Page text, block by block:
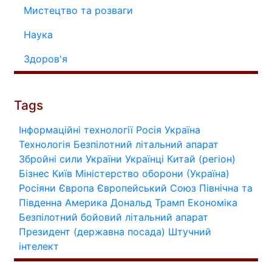
Мистецтво та розваги
Наука
Здоров'я
Tags
Інформаційні технології Росія Україна
Технологія Безпілотний літальний апарат
Збройні сили України Українці Китай (регіон)
Бізнес Київ Міністерство оборони (Україна)
Росіяни Європа Європейський Союз Північна та
Південна Америка Дональд Трамп Економіка
Безпілотний бойовий літальний апарат
Президент (державна посада) Штучний
інтелект